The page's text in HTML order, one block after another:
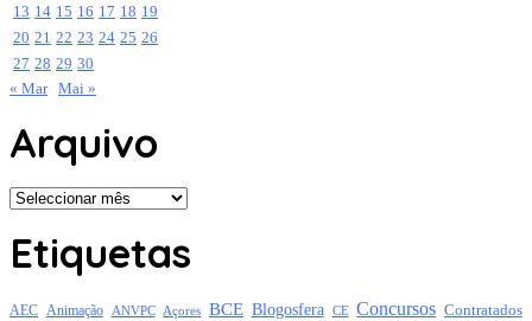
13 14 15 16 17 18 19
20 21 22 23 24 25 26
27 28 29 30
« Mar Mai »
Arquivo
Arquivo
Etiquetas
AEC Animação ANVPC Açores BCE Blogosfera CE Concursos Contratados